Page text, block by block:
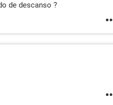
de descanso ?